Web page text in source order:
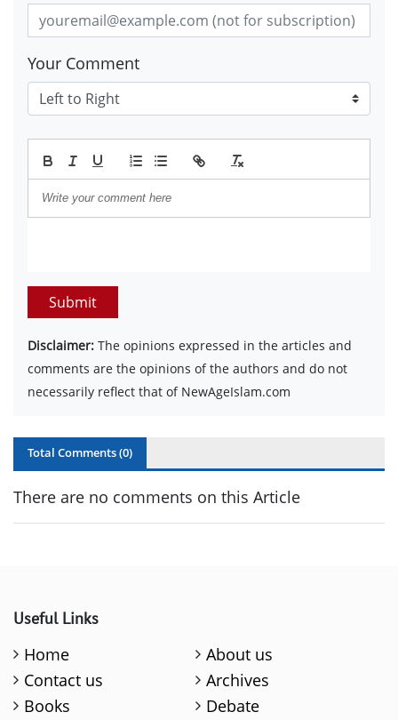
Your Comment
Submit
Disclaimer: The opinions expressed in the articles and
comments are the opinions of the authors and do not
necessarily reflect that of NewAgeIslam.com
Total Comments (0)
There are no comments on this Article
Useful Links
Home
About us
Contact us
Archives
Books
Debate